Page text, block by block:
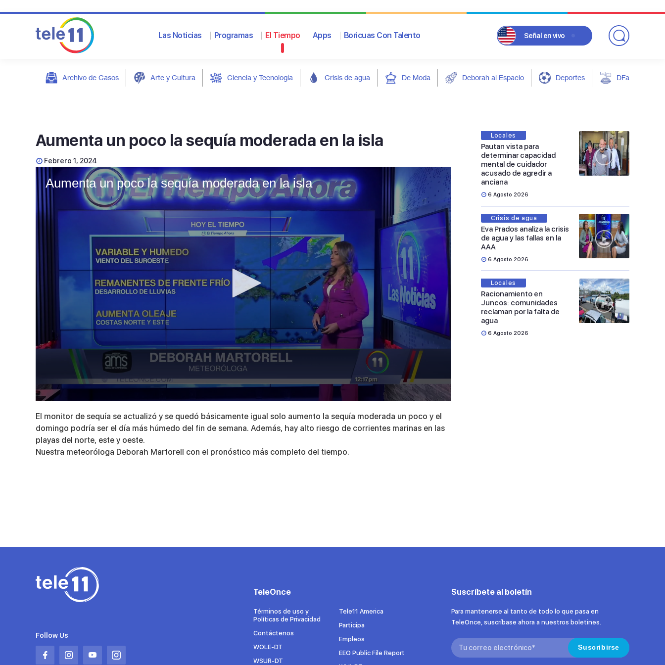
Las Noticias Programas El Tiempo Apps Boricuas Con Talento Señal en vivo
Archivo de Casos Arte y Cultura Ciencia y Tecnología Crisis de agua De Moda Deborah al Espacio Deportes DFarándula
Aumenta un poco la sequía moderada en la isla
Febrero 1, 2024
Aumenta un poco la sequía moderada en la isla
seconds
of
3
minutes,
43
seconds Volume
El monitor de sequía se actualizó y se quedó básicamente igual solo aumento la sequía moderada un poco y el
domingo podría ser el día más húmedo del fin de semana. Además, hay alto riesgo de corrientes marinas en las
playas del norte, este y oeste.
Nuestra meteoróloga Deborah Martorell con el pronóstico más completo del tiempo.
Locales
Pautan vista para
determinar capacidad
mental de cuidador
acusado de agredir a
anciana
6 Agosto 2026
Crisis de agua
Eva Prados analiza la crisis
de agua y las fallas en la
AAA
6 Agosto 2026
Locales
Racionamiento en
Juncos: comunidades
reclaman por la falta de
agua
6 Agosto 2026
Follow Us
Abrir Abrir Abrir Abrir
TeleOnce
Términos de uso y
Políticas de Privacidad
Contáctenos
WOLE-DT
WSUR-DT
Tele11 America
Participa
Empleos
EEO Public File Report
Suscríbete al boletín
Para mantenerse al tanto de todo lo que pasa en
TeleOnce, suscríbase ahora a nuestros boletines.
Search: Suscribirse